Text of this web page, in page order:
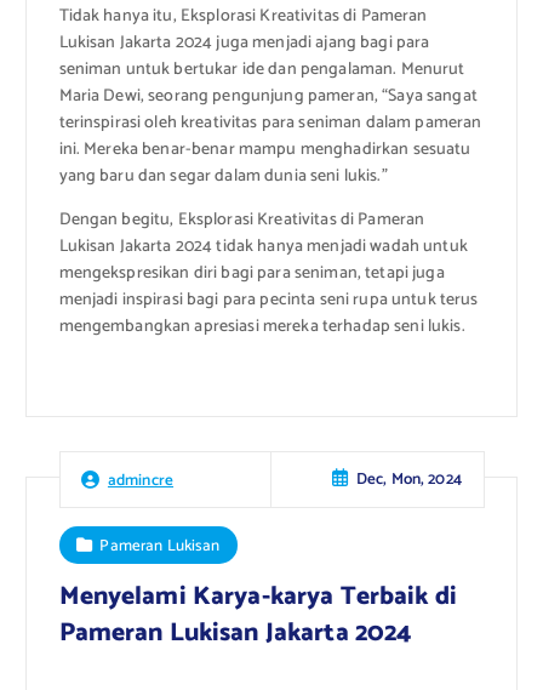
Tidak hanya itu, Eksplorasi Kreativitas di Pameran
Lukisan Jakarta 2024 juga menjadi ajang bagi para
seniman untuk bertukar ide dan pengalaman. Menurut
Maria Dewi, seorang pengunjung pameran, “Saya sangat
terinspirasi oleh kreativitas para seniman dalam pameran
ini. Mereka benar-benar mampu menghadirkan sesuatu
yang baru dan segar dalam dunia seni lukis.”
Dengan begitu, Eksplorasi Kreativitas di Pameran
Lukisan Jakarta 2024 tidak hanya menjadi wadah untuk
mengekspresikan diri bagi para seniman, tetapi juga
menjadi inspirasi bagi para pecinta seni rupa untuk terus
mengembangkan apresiasi mereka terhadap seni lukis.
admincre Dec, Mon, 2024
Pameran Lukisan
Menyelami Karya-karya Terbaik di
Pameran Lukisan Jakarta 2024